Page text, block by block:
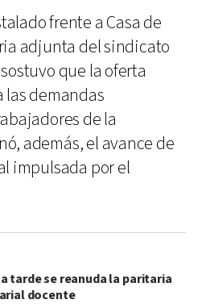
frente a Casa de
adjunta del sindicato
que la oferta
las demandas
de la
además, el avance de
impulsada por el
tarde se reanuda la paritaria
docente